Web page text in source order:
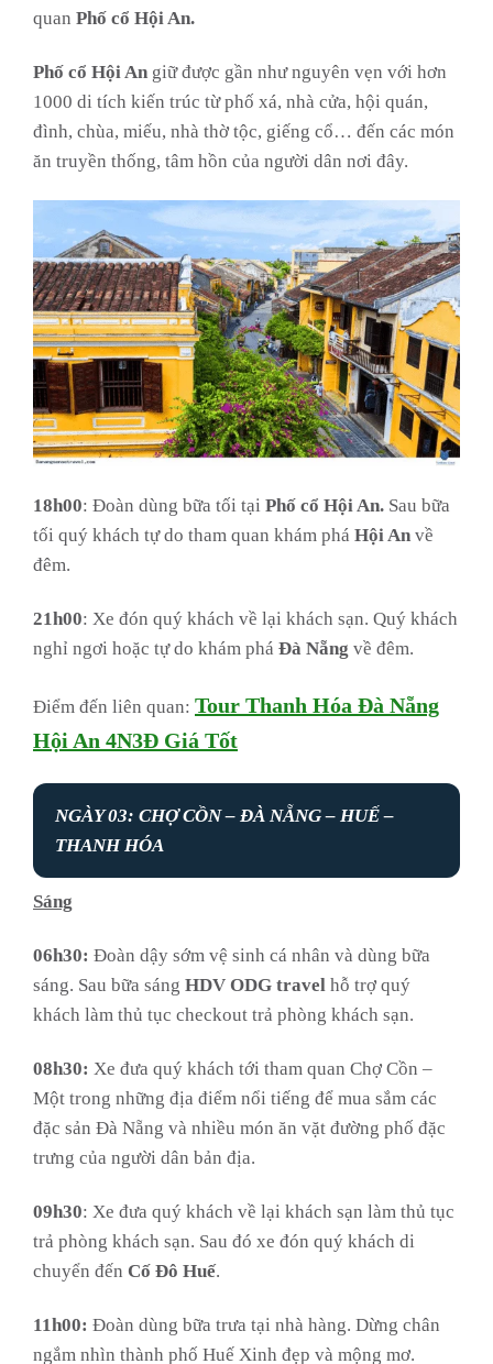
quan Phố cổ Hội An.
Phố cổ Hội An giữ được gần như nguyên vẹn với hơn
1000 di tích kiến trúc từ phố xá, nhà cửa, hội quán,
đình, chùa, miếu, nhà thờ tộc, giếng cổ… đến các món
ăn truyền thống, tâm hồn của người dân nơi đây.
18h00: Đoàn dùng bữa tối tại Phố cổ Hội An. Sau bữa
tối quý khách tự do tham quan khám phá Hội An về
đêm.
21h00: Xe đón quý khách về lại khách sạn. Quý khách
nghỉ ngơi hoặc tự do khám phá Đà Nẵng về đêm.
Điểm đến liên quan: Tour Thanh Hóa Đà Nẵng
Hội An 4N3Đ Giá Tốt
NGÀY 03: CHỢ CỒN – ĐÀ NẴNG – HUẾ –
THANH HÓA
Sáng
06h30: Đoàn dậy sớm vệ sinh cá nhân và dùng bữa
sáng. Sau bữa sáng HDV ODG travel hỗ trợ quý
khách làm thủ tục checkout trả phòng khách sạn.
08h30: Xe đưa quý khách tới tham quan Chợ Cồn –
Một trong những địa điểm nổi tiếng để mua sắm các
đặc sản Đà Nẵng và nhiều món ăn vặt đường phố đặc
trưng của người dân bản địa.
09h30: Xe đưa quý khách về lại khách sạn làm thủ tục
trả phòng khách sạn. Sau đó xe đón quý khách di
chuyển đến Cố Đô Huế.
11h00: Đoàn dùng bữa trưa tại nhà hàng. Dừng chân
ngắm nhìn thành phố Huế Xinh đẹp và mộng mơ.